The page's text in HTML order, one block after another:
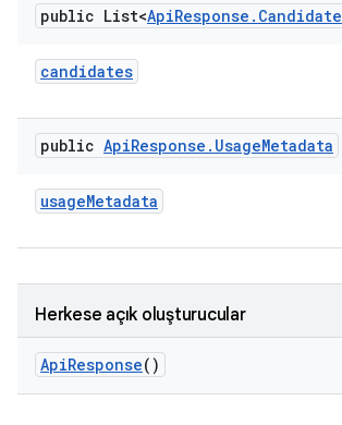
public List<ApiResponse . Candidate
candidates
public ApiResponse . UsageMetadata
usageMetadata
Herkese açık oluşturucular
ApiResponse()